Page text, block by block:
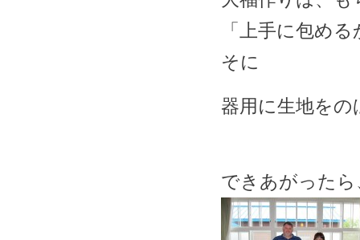
「上手に包め
そに
器用に生地を
できあがった